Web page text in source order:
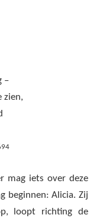
–
zien,
mag iets over deze
beginnen: Alicia. Zij
loopt richting de